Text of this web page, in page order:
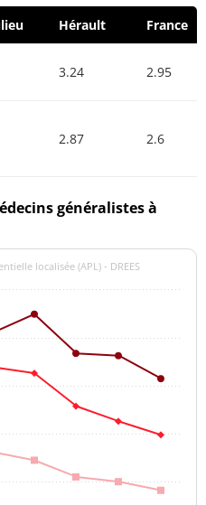
Hérault France
3.24 2.95
2.87 2.6
généralistes à
localisée (APL) - DREES